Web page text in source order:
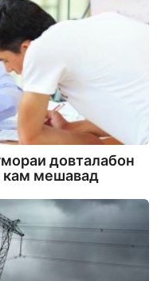
довталабон
кам мешавад